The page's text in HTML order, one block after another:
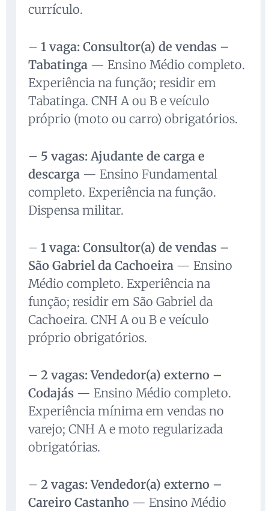
currículo.
– 1 vaga: Consultor(a) de vendas –
Tabatinga — Ensino Médio completo.
Experiência na função; residir em
Tabatinga. CNH A ou B e veículo
próprio (moto ou carro) obrigatórios.
– 5 vagas: Ajudante de carga e
descarga — Ensino Fundamental
completo. Experiência na função.
Dispensa militar.
– 1 vaga: Consultor(a) de vendas –
São Gabriel da Cachoeira — Ensino
Médio completo. Experiência na
função; residir em São Gabriel da
Cachoeira. CNH A ou B e veículo
próprio obrigatórios.
– 2 vagas: Vendedor(a) externo –
Codajás — Ensino Médio completo.
Experiência mínima em vendas no
varejo; CNH A e moto regularizada
obrigatórias.
– 2 vagas: Vendedor(a) externo –
Careiro Castanho — Ensino Médio